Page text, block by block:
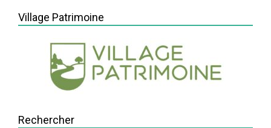
Village Patrimoine
Rechercher